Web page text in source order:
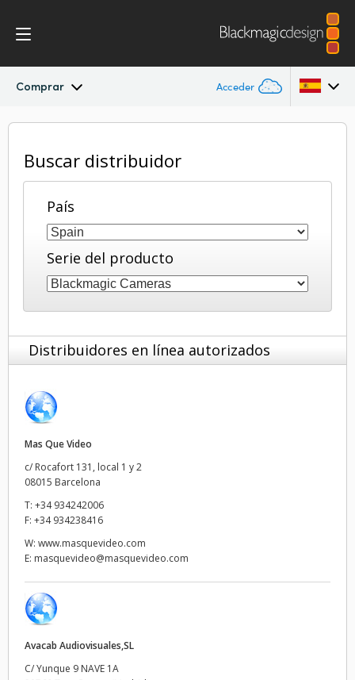
Comprar Acceder
Blackmagic RAW
Australia
Austria
Brazil
Canada
Denmark
Germany
Hong Kong SAR, China
India
Italy
Japan
Mexico
Buscar distribuidor
País
Serie del producto
Distribuidores en línea autorizados
Mas Que Video
c/ Rocafort 131, local 1 y 2
08015 Barcelona
T: +34 934242006
F: +34 934238416
W: www.masquevideo.com
E: masquevideo@masquevideo.com
Avacab Audiovisuales,SL
C/ Yunque 9 NAVE 1A